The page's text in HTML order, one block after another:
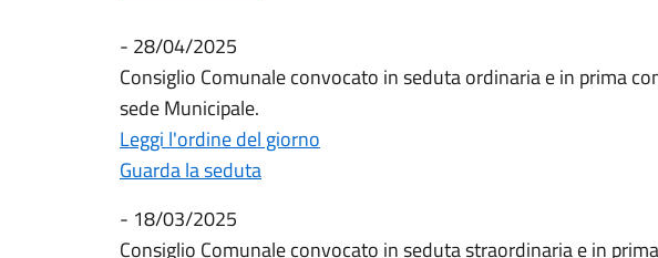
- 28/04/2025
Consiglio Comunale convocato in seduta ordinaria e in prima
sede Municipale.
Leggi l'ordine del giorno
Guarda la seduta
- 18/03/2025
Consiglio Comunale convocato in seduta straordinaria e in